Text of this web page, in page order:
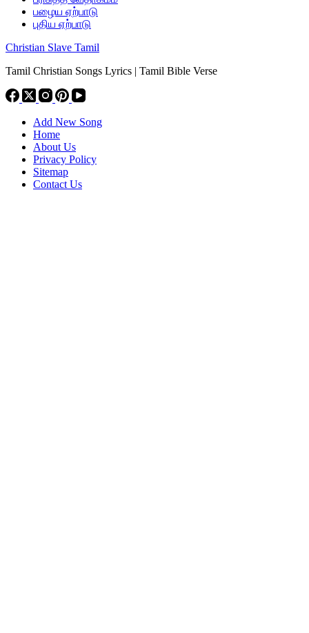
பழைய ஏற்பாடு
புதிய ஏற்பாடு
Christian Slave Tamil
Tamil Christian Songs Lyrics | Tamil Bible Verse
Add New Song
Home
About Us
Privacy Policy
Sitemap
Contact Us